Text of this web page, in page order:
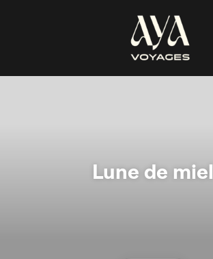
Lune de miel